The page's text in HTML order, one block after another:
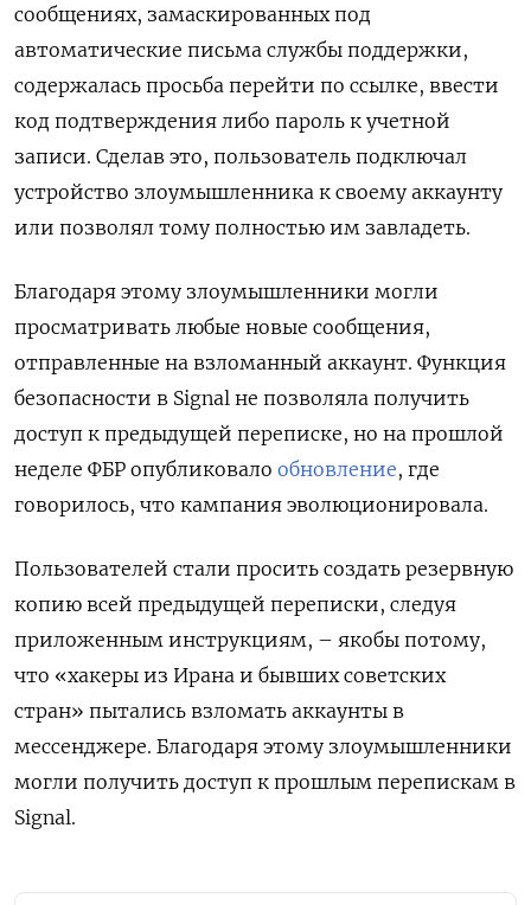
сообщениях, замаскированных под
автоматические письма службы поддержки,
содержалась просьба перейти по ссылке, ввести
код подтверждения либо пароль к учетной
записи. Сделав это, пользователь подключал
устройство злоумышленника к своему аккаунту
или позволял тому полностью им завладеть.
Благодаря этому злоумышленники могли
просматривать любые новые сообщения,
отправленные на взломанный аккаунт. Функция
безопасности в Signal не позволяла получить
доступ к предыдущей переписке, но на прошлой
неделе ФБР опубликовало обновление, где
говорилось, что кампания эволюционировала.
Пользователей стали просить создать резервную
копию всей предыдущей переписки, следуя
приложенным инструкциям, – якобы потому,
что «хакеры из Ирана и бывших советских
стран» пытались взломать аккаунты в
мессенджере. Благодаря этому злоумышленники
могли получить доступ к прошлым перепискам в
Signal.